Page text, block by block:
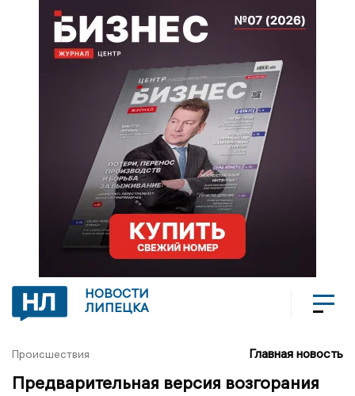
НОВОСТИ
ЛИПЕЦКА
Происшествия Главная новость
Предварительная версия возгорания